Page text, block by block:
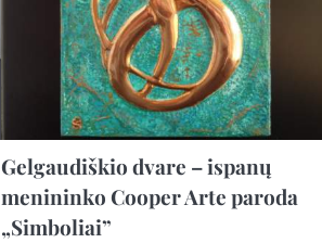
Gelgaudiškio dvare – ispanų
menininko Cooper Arte paroda
„Simboliai”